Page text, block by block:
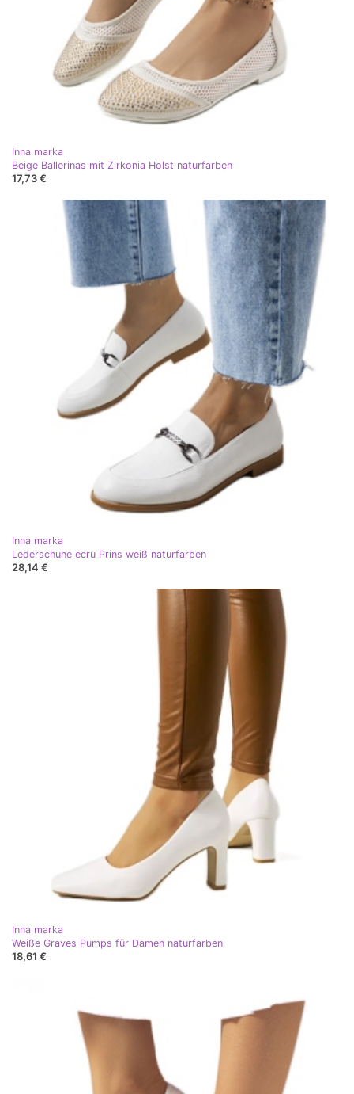
Inna marka
Beige Ballerinas mit Zirkonia Holst naturfarben
17,73 €
Inna marka
Lederschuhe ecru Prins weiß naturfarben
28,14 €
Inna marka
Weiße Graves Pumps für Damen naturfarben
18,61 €